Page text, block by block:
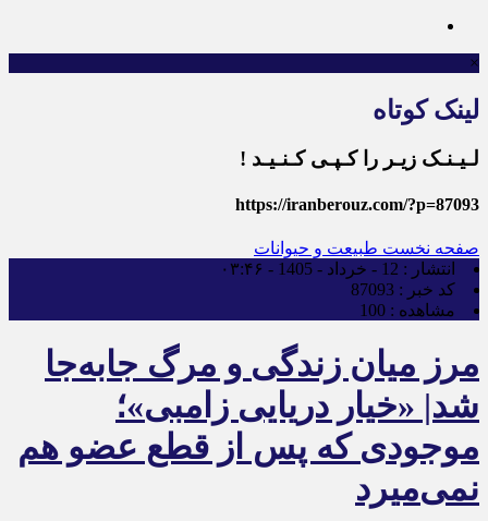
×
لینک کوتاه
لـیـنـک زیـر را کـپـی کـنـیـد !
https://iranberouz.com/?p=87093
صفحه نخست طبیعت و حیوانات
انتشار : 12 - خرداد - 1405 - ۰۳:۴۶
کد خبر : 87093
مشاهده : 100
مرز میان زندگی و مرگ جابه‌جا
شد| «خیار دریایی زامبی»؛
موجودی که پس از قطع عضو هم
نمی‌میرد